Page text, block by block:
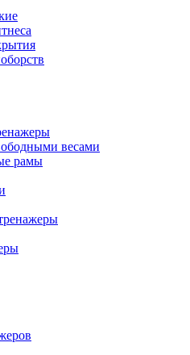
весами
рамы